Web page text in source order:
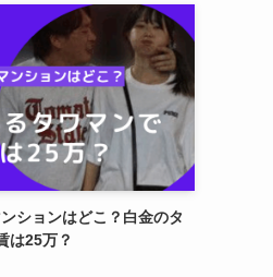
ションはどこ？白金のタ
は25万？